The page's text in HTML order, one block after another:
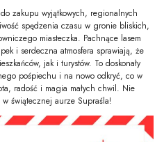
zakupu wyjątkowych, regionalnych
spędzenia czasu w gronie bliskich,
miasteczka. Pachnące lasem
i serdeczna atmosfera sprawiają, że
jak i turystów. To doskonały
pośpiechu i na nowo odkryć, co w
radość i magia małych chwil. Nie
świątecznej aurze Supraśla!